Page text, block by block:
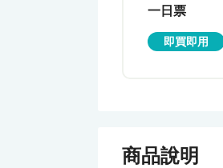
一日票
即買即用
商品說明